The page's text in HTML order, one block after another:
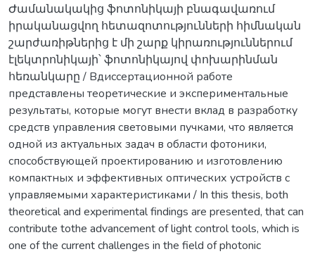
Ժամանակակից ֆոտոնիկայի բնագավառում
իրականացվող հետազոտությունների հիմնական
շարժառիթներից է մի շարք կիրառություններում
էլեկտրոնիկայի՝ ֆոտոնիկայով փոխարինման
հեռանկարը / Вдиссертационной работе
представлены теоретические и экспериментальные
результаты, которые могут внести вклад в разработку
средств управления световыми пучками, что является
одной из актуальных задач в области фотоники,
способствующей проектированию и изготовлению
компактных и эффективных оптических устройств с
управляемыми характеристиками / In this thesis, both
theoretical and experimental findings are presented, that can
contribute tothe advancement of light control tools, which is
one of the current challenges in the field of photonic